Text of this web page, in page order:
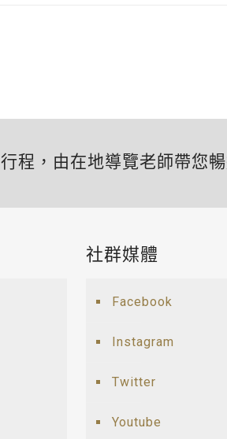
行程，由在地導覽老師帶您暢
社群媒體
Facebook
Instagram
Twitter
Youtube